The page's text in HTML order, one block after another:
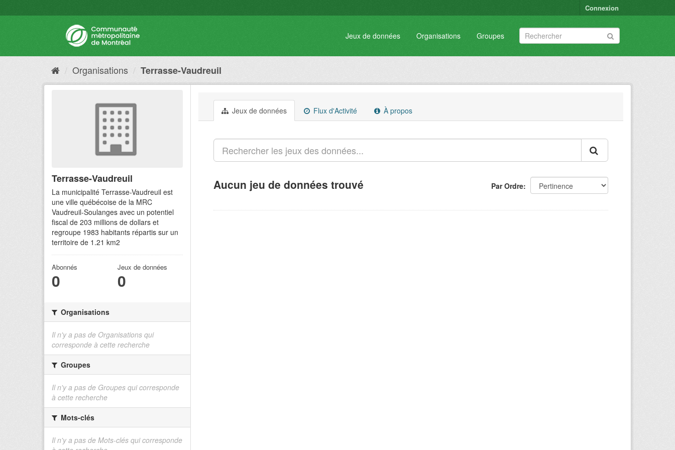
Connexion
Jeux de données Organisations Groupes
Organisations Terrasse-Vaudreuil
Terrasse-Vaudreuil
La municipalité Terrasse-Vaudreuil est
une ville québécoise de la MRC
Vaudreuil-Soulanges avec un potentiel
fiscal de 203 millions de dollars et
regroupe 1983 habitants répartis sur un
territoire de 1.21 km2
Abonnés
0
Jeux de données
0
Organisations
Il n'y a pas de Organisations qui
corresponde à cette recherche
Groupes
Il n'y a pas de Groupes qui corresponde
à cette recherche
Mots-clés
Il n'y a pas de Mots-clés qui corresponde
Jeux de données Flux d'Activité À propos
Par Ordre
Aucun jeu de données trouvé